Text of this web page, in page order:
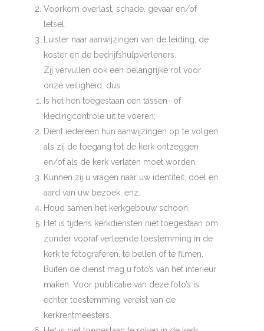
Voorkom overlast, schade, gevaar en/of
letsel;
Luister naar aanwijzingen van de leiding, de
koster en de bedrijfshulpverleners.
Zij vervullen ook een belangrijke rol voor
onze veiligheid, dus:
Is het hen toegestaan een tassen- of
kledingcontrole uit te voeren;
Dient iedereen hun aanwijzingen op te volgen
als zij de toegang tot de kerk ontzeggen
en/of als de kerk verlaten moet worden.
Kunnen zij u vragen naar uw identiteit, doel en
aard van uw bezoek, enz.
Houd samen het kerkgebouw schoon.
Het is tijdens kerkdiensten niet toegestaan om
zonder vooraf verleende toestemming in de
kerk te fotograferen, te bellen of te filmen.
Buiten de dienst mag u foto’s van het interieur
maken. Voor publicatie van deze foto’s is
echter toestemming vereist van de
kerkrentmeesters.